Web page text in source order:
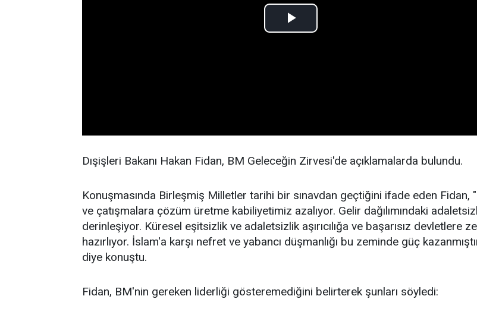
Dışişleri Bakanı Hakan Fidan, BM Geleceğin Zirvesi'de açıklamalarda bulundu.
Konuşmasında Birleşmiş Milletler tarihi bir sınavdan geçtiğini ifade eden Fidan,
ve çatışmalara çözüm üretme kabiliyetimiz azalıyor. Gelir dağılımındaki
derinleşiyor. Küresel eşitsizlik ve adaletsizlik aşırıcılığa ve başarısız devletlere
hazırlıyor. İslam'a karşı nefret ve yabancı düşmanlığı bu zeminde güç
diye konuştu.
Fidan, BM'nin gereken liderliği gösteremediğini belirterek şunları söyledi: